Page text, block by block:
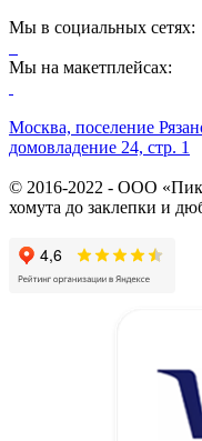
Мы в социальных сетях:
Мы на макетплейсах:
Москва, поселение
домовладение 24, стр. 1
© 2016-2022 - ООО
хомута до заклепки и